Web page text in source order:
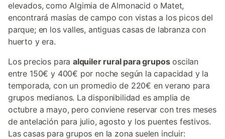
elevados, como Algimia de Almonacid o Matet,
encontrará masías de campo con vistas a los picos del
parque; en los valles, antiguas casas de labranza con
huerto y era.
Los precios paraalquiler rural para grupososcilan
entre 150€ y 400€ por noche según la capacidad y la
temporada, con un promedio de 220€ en verano para
grupos medianos. La disponibilidad es amplia de
octubre a mayo, pero conviene reservar con tres meses
de antelación para julio, agosto y los puentes festivos.
Las casas para grupos en la zona suelen incluir: